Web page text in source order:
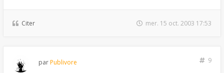
Citer mer. 15 oct. 2003 17:53
9
parPublivore